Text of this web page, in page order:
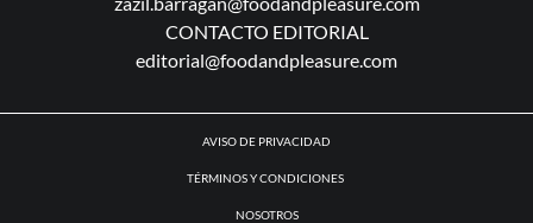
CONTACTO EDITORIAL
editorial@foodandpleasure.com
AVISO DE PRIVACIDAD
TÉRMINOS Y CONDICIONES
NOSOTROS